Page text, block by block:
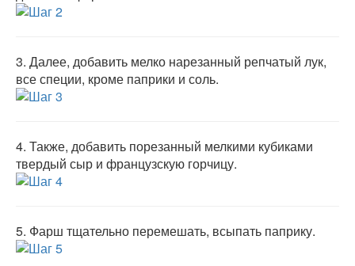
3. Далее, добавить мелко нарезанный репчатый лук,
все специи, кроме паприки и соль.
4. Также, добавить порезанный мелкими кубиками
твердый сыр и французскую горчицу.
5. Фарш тщательно перемешать, всыпать паприку.